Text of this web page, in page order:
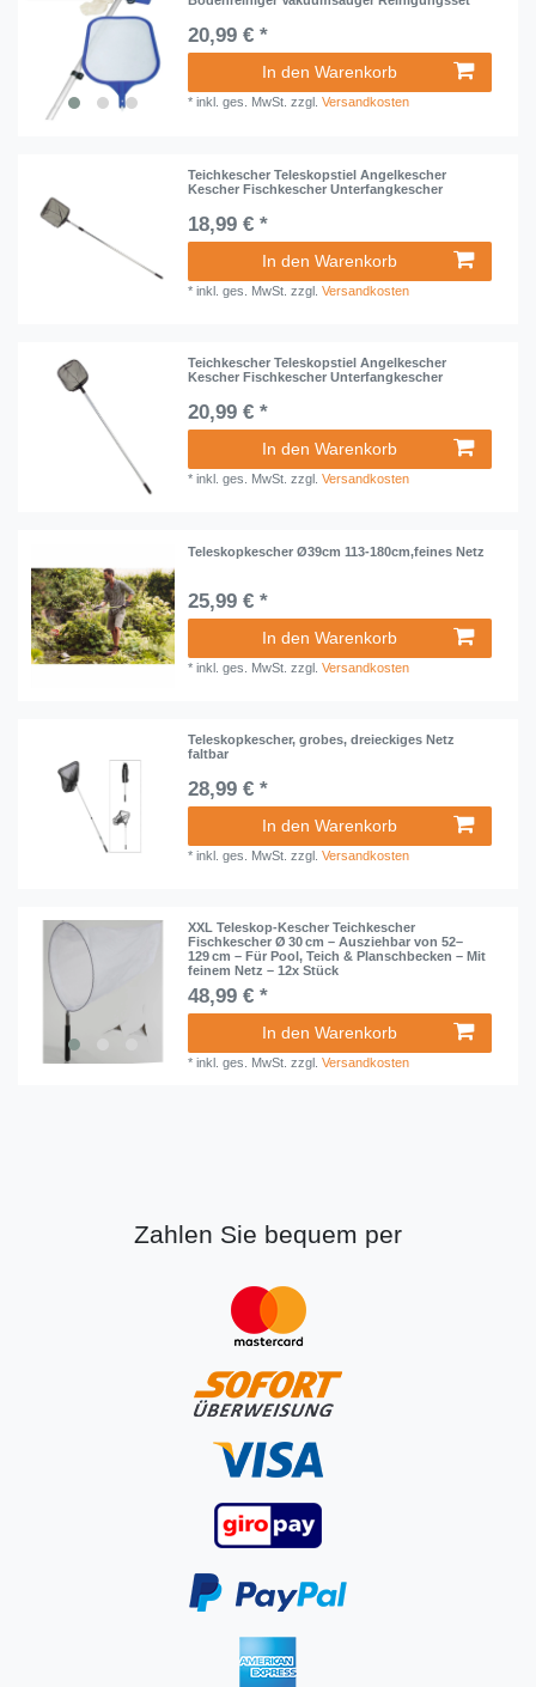
20,99 € *
In den Warenkorb
*inkl. ges. MwSt. zzgl.Versandkosten
Teichkescher Teleskopstiel Angelkescher
Kescher Fischkescher Unterfangkescher
18,99 € *
In den Warenkorb
*inkl. ges. MwSt. zzgl.Versandkosten
Teichkescher Teleskopstiel Angelkescher
Kescher Fischkescher Unterfangkescher
20,99 € *
In den Warenkorb
*inkl. ges. MwSt. zzgl.Versandkosten
Teleskopkescher Ø39cm 113-180cm,feines Netz
25,99 € *
In den Warenkorb
*inkl. ges. MwSt. zzgl.Versandkosten
Teleskopkescher, grobes, dreieckiges Netz
faltbar
28,99 € *
In den Warenkorb
*inkl. ges. MwSt. zzgl.Versandkosten
XXL Teleskop-Kescher Teichkescher
Fischkescher Ø 30 cm – Ausziehbar von 52–
129 cm – Für Pool, Teich & Planschbecken – Mit
feinem Netz – 12x Stück
48,99 € *
In den Warenkorb
*inkl. ges. MwSt. zzgl.Versandkosten
Zahlen Sie bequem per